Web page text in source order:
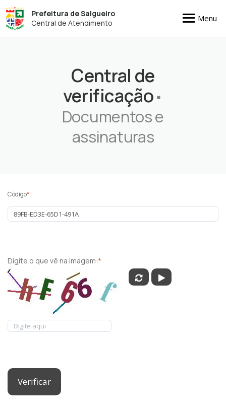
Prefeitura de Salgueiro
Central de Atendimento
Menu
Central de
verificação•
Documentos e
assinaturas
Código*:
Digite o que vê na imagem:*
Verificar